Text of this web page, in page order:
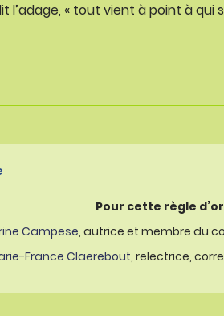
l’adage, « tout vient à point à qui
Pour cette règle
Campese, autrice et membre du
France Claerebout, relectrice,